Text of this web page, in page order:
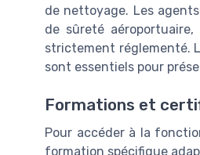
de nettoyage. Les
de sûreté
strictement réglementé.
sont essentiels pour
Formations et
Pour accéder à la
formation spécifique